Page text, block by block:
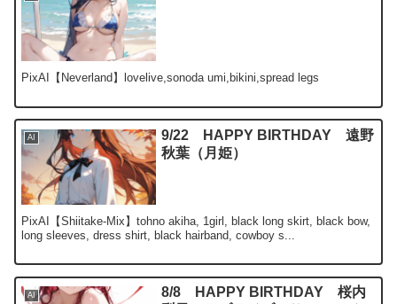
PixAI【Neverland】lovelive,sonoda umi,bikini,spread legs
AI
9/22 HAPPY BIRTHDAY 遠野
秋葉（月姫）
PixAI【Shiitake-Mix】tohno akiha, 1girl, black long skirt, black bow,
long sleeves, dress shirt, black hairband, cowboy s...
AI
8/8 HAPPY BIRTHDAY 桜内